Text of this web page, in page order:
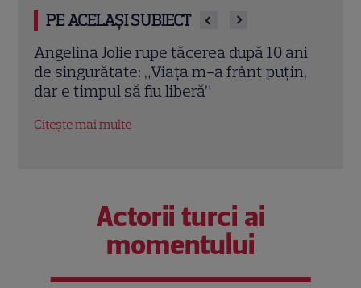
PE ACELAȘI SUBIECT
Brad Pitt dă lovitura decisivă! Angelina
Jolie, îngenuncheată în instanță în
scandalul podgoriei de milioane
Citește mai multe
Actorii turci ai
momentului